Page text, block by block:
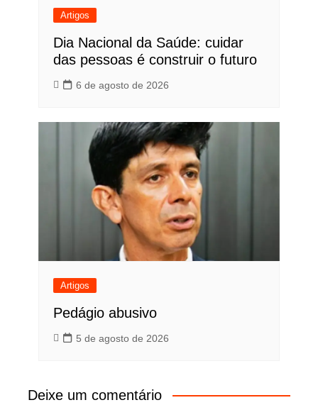
Artigos
Dia Nacional da Saúde: cuidar
das pessoas é construir o futuro
6 de agosto de 2026
Artigos
Pedágio abusivo
5 de agosto de 2026
Deixe um comentário